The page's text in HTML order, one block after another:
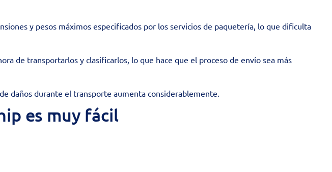
y pesos máximos especificados por los servicios de paquetería, lo que dificulta
de transportarlos y clasificarlos, lo que hace que el proceso de envío sea más
daños durante el transporte aumenta considerablemente.
es muy fácil